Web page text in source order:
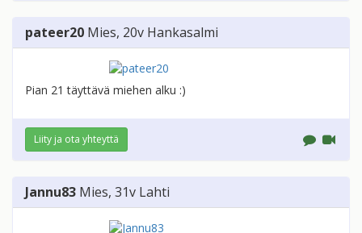
pateer20 Mies, 20v Hankasalmi
Pian 21 täyttävä miehen alku :)
Liity ja ota yhteyttä
Jannu83 Mies, 31v Lahti